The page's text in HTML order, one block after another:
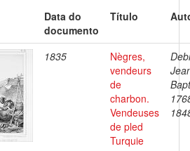
Data do
documento
Título
1835
Nègres,
vendeurs
de
charbon.
Vendeuses
de pled
Turquie